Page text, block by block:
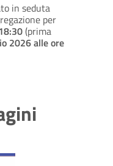
in seduta
per
(prima
2026 alle ore